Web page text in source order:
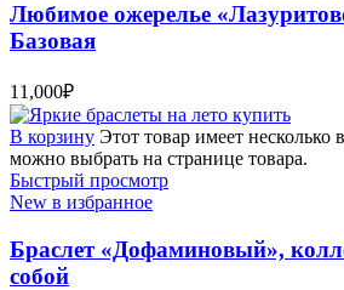
Любимое ожерелье
Базовая
11,000₽
В корзину Этот товар имеет
можно выбрать на странице товара.
Быстрый просмотр
New в избранное
Браслет «Дофаминовый»,
собой